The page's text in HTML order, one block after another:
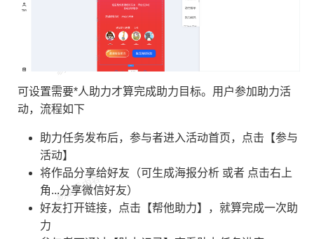
可设置需要*人助力才算完成助力目标。用户参加助力活
动，流程如下
助力任务发布后，参与者进入活动首页，点击【参与
活动】
将作品分享给好友（可生成海报分析 或者 点击右上
角...分享微信好友）
好友打开链接，点击【帮他助力】，就算完成一次助
力